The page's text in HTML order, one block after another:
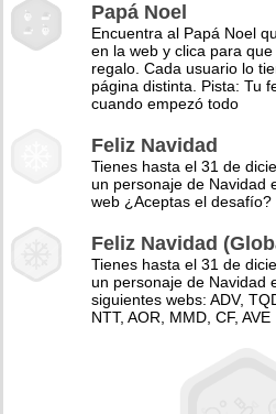
Papá Noel
Encuentra al Papá Noel
en la web y clica para
regalo. Cada usuario lo
página distinta. Pista: Tu
cuando empezó todo
Feliz Navidad
Tienes hasta el 31 de
un personaje de Navidad
web ¿Aceptas el desafío?
Feliz Navidad
Tienes hasta el 31 de
un personaje de Navidad
siguientes webs: ADV,
NTT, AOR, MMD, CF, AVE